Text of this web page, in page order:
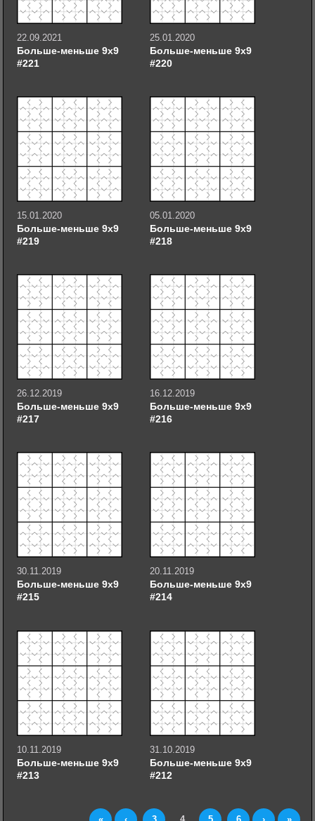
22.09.2021
Больше-меньше 9х9
#221
25.01.2020
Больше-меньше 9х9
#220
15.01.2020
Больше-меньше 9х9
#219
05.01.2020
Больше-меньше 9х9
#218
26.12.2019
Больше-меньше 9х9
#217
16.12.2019
Больше-меньше 9х9
#216
30.11.2019
Больше-меньше 9х9
#215
20.11.2019
Больше-меньше 9х9
#214
10.11.2019
Больше-меньше 9х9
#213
31.10.2019
Больше-меньше 9х9
#212